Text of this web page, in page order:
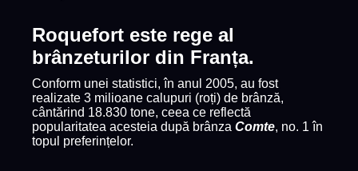
Roquefort este rege al
brânzeturilor din Franța.
Conform unei statistici, în anul 2005, au fost
realizate 3 milioane calupuri (roți) de brânză,
cântărind 18.830 tone, ceea ce reflectă
popularitatea acesteia după brânza Comte, no. 1 în
topul preferințelor.